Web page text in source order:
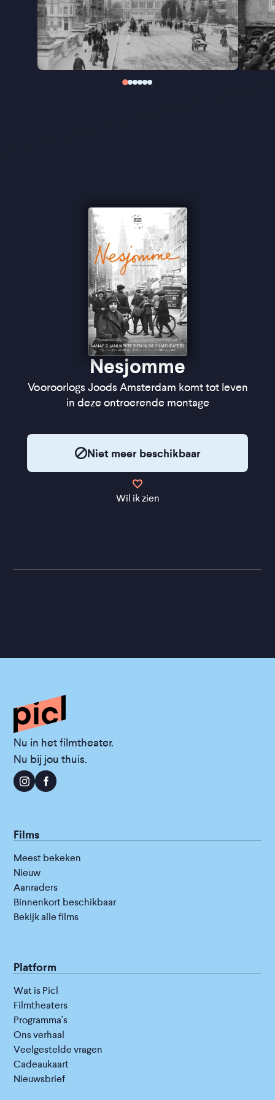
de Eerste Wereldoorlog wordt op de proef gesteld
door economische depressie, de opkomst van het
fascisme en de Tweede Wereldoorlog. Tegen deze
achtergrond groeit Rusha uit van een jong meisje
tot een zelfstandige vrouw die haar eigen keuzes
Nesjomme
Vooroorlogs Joods Amsterdam komt tot leven
in deze ontroerende montage
Niet meer beschikbaar
Wil ik zien
Nu in het filmtheater.
Nu bij jou thuis.
Films
Meest bekeken
Nieuw
Aanraders
Binnenkort beschikbaar
Bekijk alle films
Platform
Wat is Picl
Filmtheaters
Programma's
Ons verhaal
Veelgestelde vragen
Cadeaukaart
Nieuwsbrief